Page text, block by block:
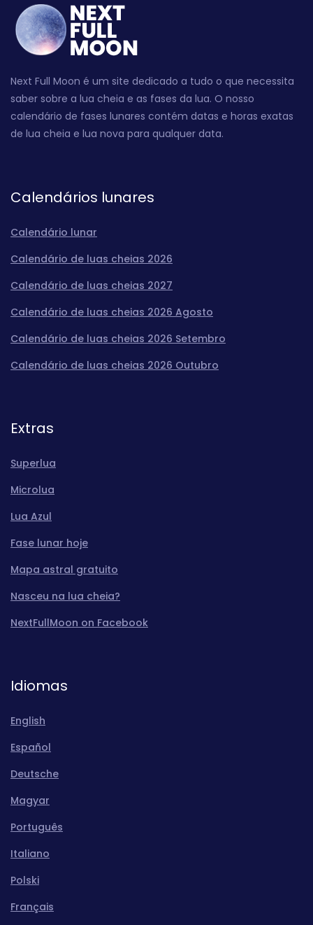
Next Full Moon é um site dedicado a tudo o que necessita
saber sobre a lua cheia e as fases da lua. O nosso
calendário de fases lunares contém datas e horas exatas
de lua cheia e lua nova para qualquer data.
Calendários lunares
Calendário lunar
Calendário de luas cheias 2026
Calendário de luas cheias 2027
Calendário de luas cheias 2026 Agosto
Calendário de luas cheias 2026 Setembro
Calendário de luas cheias 2026 Outubro
Extras
Superlua
Microlua
Lua Azul
Fase lunar hoje
Mapa astral gratuito
Nasceu na lua cheia?
NextFullMoon on Facebook
Idiomas
English
Español
Deutsche
Magyar
Português
Italiano
Polski
Français